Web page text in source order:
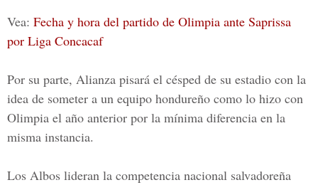
Vea: Fecha y hora del partido de Olimpia ante Saprissa
por Liga Concacaf
Por su parte, Alianza pisará el césped de su estadio con la
idea de someter a un equipo hondureño como lo hizo con
Olimpia el año anterior por la mínima diferencia en la
misma instancia.
Los Albos lideran la competencia nacional salvadoreña